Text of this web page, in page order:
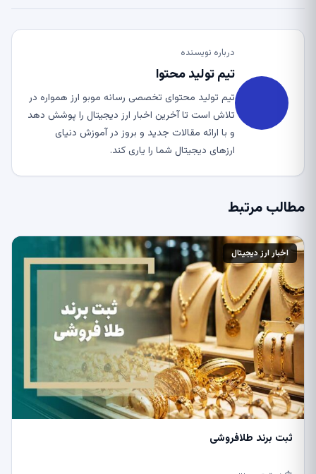
درباره نویسنده
تیم تولید محتوا
تیم تولید محتوای تخصصی رسانه موبو ارز همواره در
تلاش است تا آخرین اخبار ارز دیجیتال را پوشش دهد
و با ارائه مقالات جدید و بروز در آموزش دنیای
ارزهای دیجیتال شما را یاری کند.
مطالب مرتبط
اخبار ارز دیجیتال
ثبت برند طلافروشی